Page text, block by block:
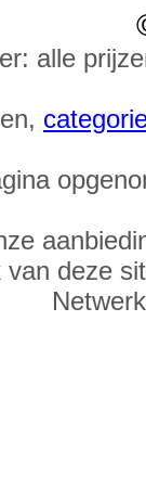
alle
van deze